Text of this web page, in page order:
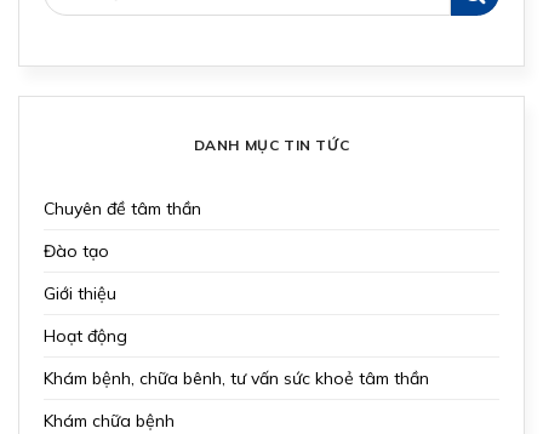
DANH MỤC TIN TỨC
Chuyên đề tâm thần
Đào tạo
Giới thiệu
Hoạt động
Khám bệnh, chữa bênh, tư vấn sức khoẻ tâm thần
Khám chữa bệnh